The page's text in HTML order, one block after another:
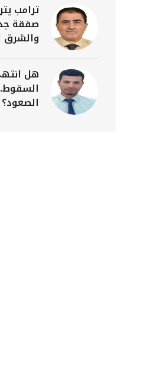
ترامب
صفقة
والشرق
هل
الصعود؟